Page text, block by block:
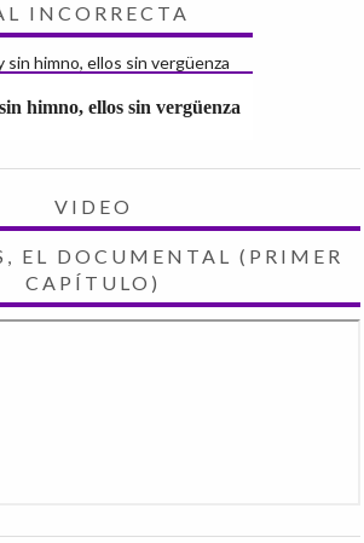
INCORRECTA
himno, ellos sin vergüenza
VIDEO
EL DOCUMENTAL (PRIMER
CAPÍTULO)